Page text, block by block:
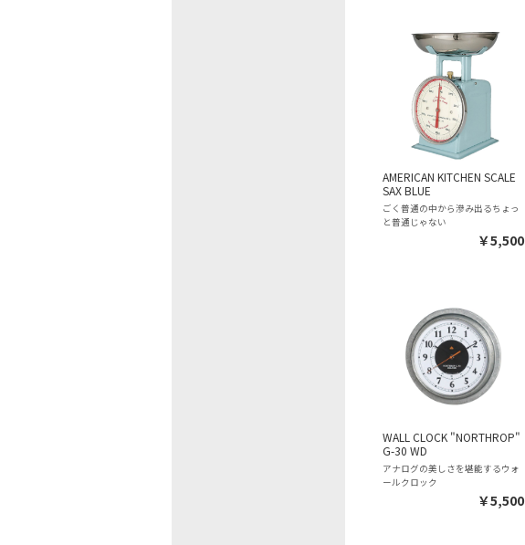
AMERICAN KITCHEN SCALE
SAX BLUE
ごく普通の中から滲み出るちょっ
と普通じゃない
￥5,500
WALL CLOCK "NORTHROP"
G-30 WD
アナログの美しさを堪能するウォ
ールクロック
￥5,500